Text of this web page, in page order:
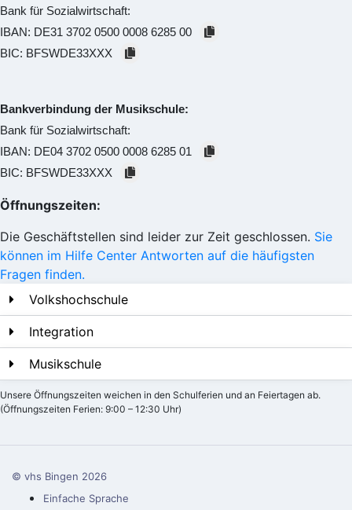
Bank für Sozialwirtschaft:
IBAN: DE31 3702 0500 0008 6285 00
BIC: BFSWDE33XXX
Bankverbindung der Musikschule:
Bank für Sozialwirtschaft:
IBAN: DE04 3702 0500 0008 6285 01
BIC: BFSWDE33XXX
Öffnungszeiten:
Die Geschäftstellen sind leider zur Zeit geschlossen. Sie
können im Hilfe Center Antworten auf die häufigsten
Fragen finden.
Volkshochschule
Integration
Musikschule
Unsere Öffnungszeiten weichen in den Schulferien und an Feiertagen ab.
(Öffnungszeiten Ferien: 9:00 – 12:30 Uhr)
© vhs Bingen 2026
Einfache Sprache